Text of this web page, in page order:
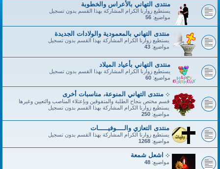
منتدى التهاني بالأعراس والخطوبة
يستطيع زوارنا الكرام المشاركة بهذا القسم بدون تسجيل
مواضيع: 56
منتدى التهاني بالمعمودية والولادات الجديدة
يستطيع زوارنا الكرام المشاركة بهذا القسم بدون تسجيل
مواضيع: 43
منتدى التهاني بأعياد الميلاد
يستطيع زوارنا الكرام المشاركة بهذا القسم بدون تسجيل
مواضيع: 60
܀ منتدى التهاني المنوعة، مناسبات أخرى
قسم مختص بنجاح الطلبة والمتفوقين وبإعتلاء المناصب والتعيين وغيرها
يستطيع زوارنا الكرام المشاركة بهذا القسم بدون تسجيل
مواضيع: 250
منتدى التعازي والــــوفيـــــات
يستطيع زوارنا الكرام المشاركة بهذا القسم بدون تسجيل
مواضيع: 1268
܀ اشعل شمعة
مواضيع: 48